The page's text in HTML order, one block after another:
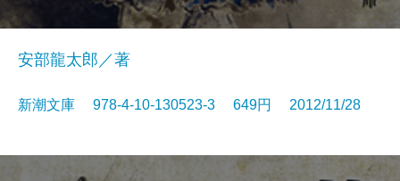
安部龍太郎／著
新潮文庫 978-4-10-130523-3 649円 2012/11/28